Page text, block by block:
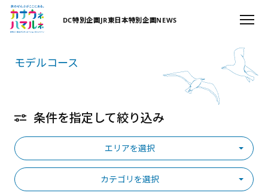
DC特別企画JR東日本特別企画NEWS
モデルコース
条件を指定して絞り込み
エリアを選択
カテゴリを選択